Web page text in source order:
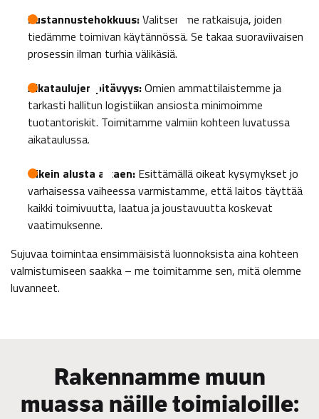
Kustannustehokkuus:Valitsemme ratkaisuja, joiden
tiedämme toimivan käytännössä. Se takaa suoraviivaisen
prosessin ilman turhia välikäsiä.
Aikataulujen pitävyys:Omien ammattilaistemme ja
tarkasti hallitun logistiikan ansiosta minimoimme
tuotantoriskit. Toimitamme valmiin kohteen luvatussa
aikataulussa.
Oikein alusta alkaen: Esittämällä oikeat kysymykset jo
varhaisessa vaiheessa varmistamme, että laitos täyttää
kaikki toimivuutta, laatua ja joustavuutta koskevat
vaatimuksenne.
Sujuvaa toimintaa ensimmäisistä luonnoksista aina kohteen
valmistumiseen saakka – me toimitamme sen, mitä olemme
luvanneet.
Rakennamme muun
muassa näille toimialoille: